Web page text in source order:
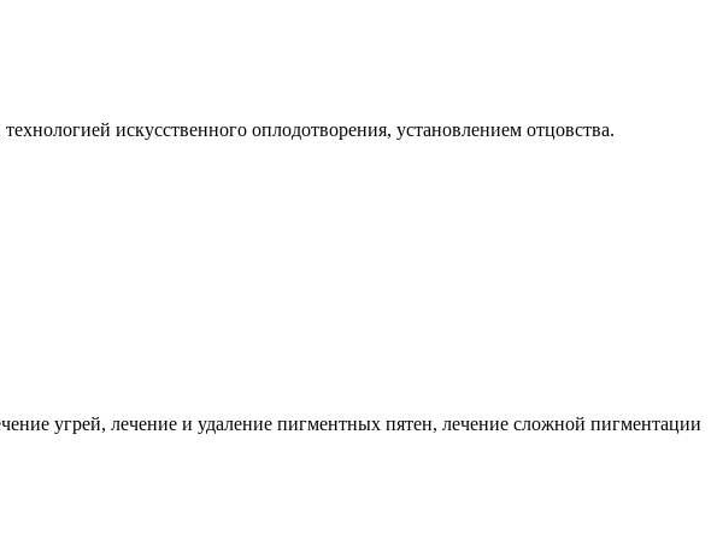
искусственного оплодотворения, установлением отцовства.
угрей, лечение и удаление пигментных пятен, лечение сложной пигментации